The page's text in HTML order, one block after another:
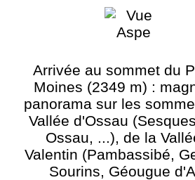
Arrivée au sommet du
Moines (2349 m) :
panorama sur les
Vallée d'Ossau
Ossau, ...), de la
Valentin (Pambassibé,
Sourins, Géougue